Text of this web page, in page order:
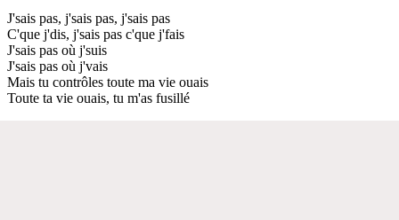
J'sais pas, j'sais pas, j'sais pas
C'que j'dis, j'sais pas c'que j'fais
J'sais pas où j'suis
J'sais pas où j'vais
Mais tu contrôles toute ma vie ouais
Toute ta vie ouais, tu m'as fusillé